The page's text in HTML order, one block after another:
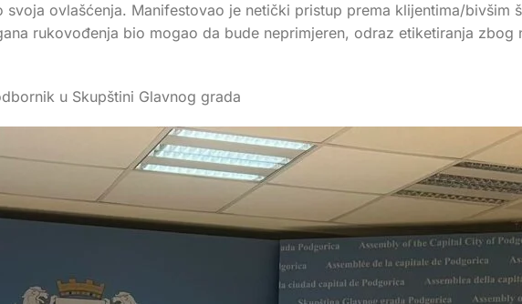
ovlašćenja. Manifestovao je netički pristup prema klijentima/bivšim
rukovođenja bio mogao da bude neprimjeren, odraz etiketiranja
u Skupštini Glavnog grada